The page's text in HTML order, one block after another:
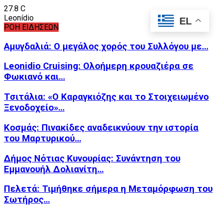
27.8 C
Leonídio
ΡΟΗ ΕΙΔΗΣΕΩΝ
Αμυγδαλιά: Ο μεγάλος χορός του Συλλόγου με…
Leonidio Cruising: Ολοήμερη κρουαζιέρα σε
Φωκιανό και…
Τσιτάλια: «Ο Καραγκιόζης και το Στοιχειωμένο
Ξενοδοχείο»…
Κοσμάς: Πινακίδες αναδεικνύουν την ιστορία
του Μαρτυρικού…
Δήμος Νότιας Κυνουρίας: Συνάντηση του
Εμμανουήλ Δολιανίτη…
Πελετά: Τιμήθηκε σήμερα η Μεταμόρφωση του
Σωτήρος…
EL